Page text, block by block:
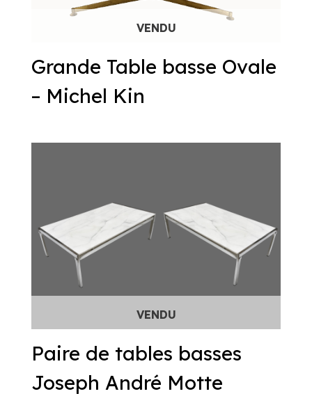
Grande Table basse Ovale
– Michel Kin
Paire de tables basses
Joseph André Motte